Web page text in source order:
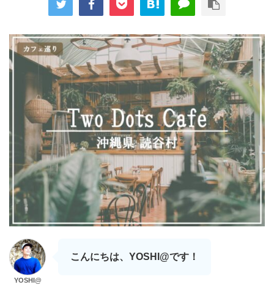
YOSHI@
こんにちは、YOSHI@です！